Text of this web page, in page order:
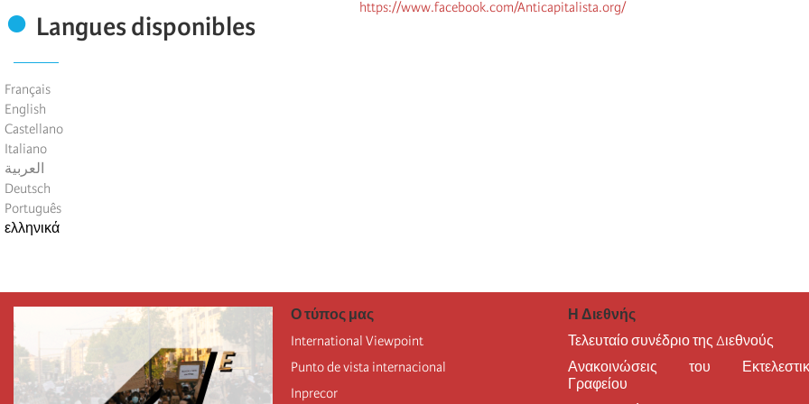
Langues disponibles
Français
English
Castellano
Italiano
العربية
Deutsch
Português
ελληνικά
https://www.facebook.com/Anticapitalista.org/
Ο τύπος μας
International Viewpoint
Punto de vista internacional
Inprecor
Η Διεθνής
Τελευταίο συνέδριο της Διεθνούς
Ανακοινώσεις του
Γραφείου